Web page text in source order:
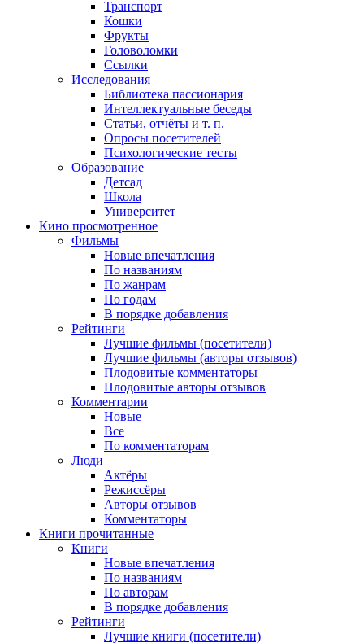
Транспорт
Кошки
Фрукты
Головоломки
Ссылки
Исследования
Библиотека пассионария
Интеллектуальные беседы
Статьи, отчёты и т. п.
Опросы посетителей
Психологические тесты
Образование
Детсад
Школа
Университет
Кино просмотренное
Фильмы
Новые впечатления
По названиям
По жанрам
По годам
В порядке добавления
Рейтинги
Лучшие фильмы (посетители)
Лучшие фильмы (авторы отзывов)
Плодовитые комментаторы
Плодовитые авторы отзывов
Комментарии
Новые
Все
По комментаторам
Люди
Актёры
Режиссёры
Авторы отзывов
Комментаторы
Книги прочитанные
Книги
Новые впечатления
По названиям
По авторам
В порядке добавления
Рейтинги
Лучшие книги (посетители)